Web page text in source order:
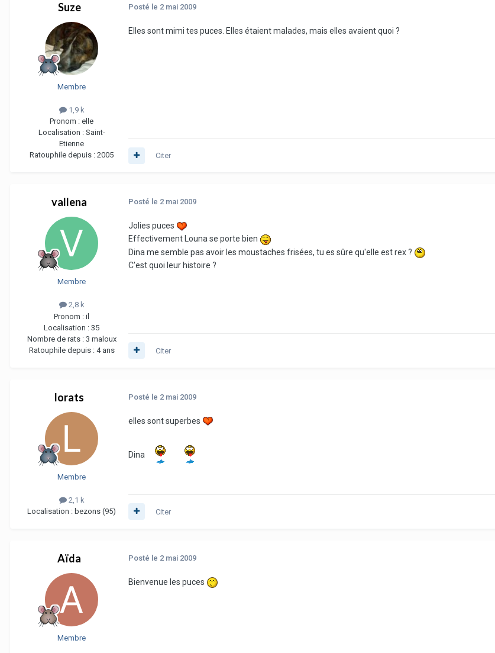
Suze
Membre
1,9 k
Pronom : elle
Localisation : Saint-
Etienne
Ratouphile depuis : 2005
Posté le 2 mai 2009
Elles sont mimi tes puces. Elles étaient malades, mais elles avaient quoi ?
Citer
vallena
Membre
2,8 k
Pronom : il
Localisation : 35
Nombre de rats : 3 maloux
Ratouphile depuis : 4 ans
Posté le 2 mai 2009
Jolies puces
Effectivement Louna se porte bien
Dina me semble pas avoir les moustaches frisées, tu es sûre qu'elle est rex ?
C'est quoi leur histoire ?
Citer
lorats
Membre
2,1 k
Localisation : bezons (95)
Posté le 2 mai 2009
elles sont superbes
Dina
Citer
Aïda
Membre
Posté le 2 mai 2009
Bienvenue les puces